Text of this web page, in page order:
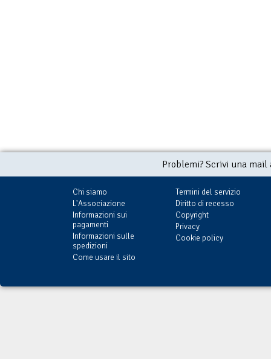
Problemi? Scrivi una
Chi siamo
L'Associazione
Informazioni sui
pagamenti
Informazioni sulle
spedizioni
Come usare il sito
Termini del servizio
Diritto di recesso
Copyright
Privacy
Cookie policy